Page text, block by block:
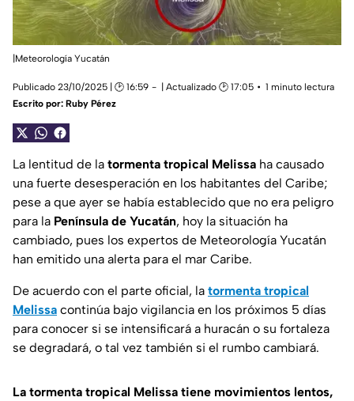
|Meteorología Yucatán
Publicado 23/10/2025 | 🕑 16:59 | Actualizado 🕑 17:05
1 minuto lectura
Escrito por: Ruby Pérez
La lentitud de la tormenta tropical Melissa ha causado
una fuerte desesperación en los habitantes del Caribe;
pese a que ayer se había establecido que no era peligro
para la Península de Yucatán, hoy la situación ha
cambiado, pues los expertos de Meteorología Yucatán
han emitido una alerta para el mar Caribe.
De acuerdo con el parte oficial, la tormenta tropical
Melissa continúa bajo vigilancia en los próximos 5 días
para conocer si se intensificará a huracán o su fortaleza
se degradará, o tal vez también si el rumbo cambiará.
La tormenta tropical Melissa tiene movimientos lentos,